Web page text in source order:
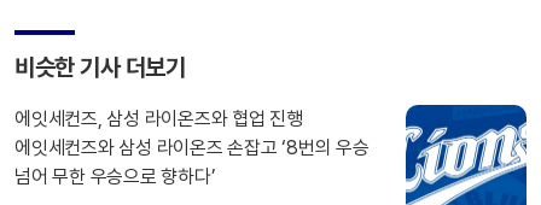
비슷한 기사 더보기
에잇세컨즈, 삼성 라이온즈와 협업 진행
에잇세컨즈와 삼성 라이온즈 손잡고 ‘8번의 우승
넘어 무한 우승으로 향하다’